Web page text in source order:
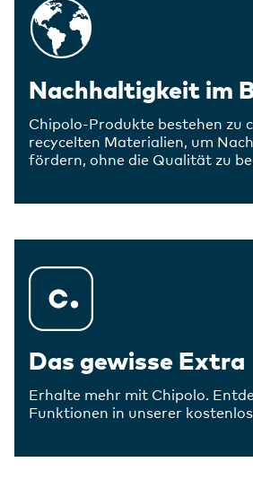
Nachhaltigkeit im
Chipolo-Produkte bestehen zu
recycelten Materialien, um
fördern, ohne die Qualität zu
Das gewisse Extra
Erhalte mehr mit Chipolo.
Funktionen in unserer